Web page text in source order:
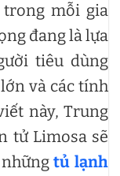
mỗi gia
đang là lựa
tiêu dùng
và các tính
này, Trung
tử Limosa sẽ
nhữngtủ lạnh